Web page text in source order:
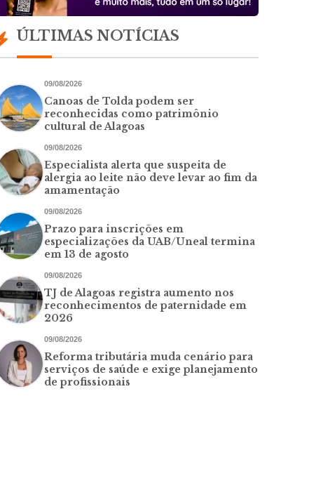
ÚLTIMAS NOTÍCIAS
09/08/2026
Canoas de Tolda podem ser
reconhecidas como patrimônio
cultural de Alagoas
09/08/2026
Especialista alerta que suspeita de
alergia ao leite não deve levar ao fim da
amamentação
09/08/2026
Prazo para inscrições em
especializações da UAB/Uneal termina
em 13 de agosto
09/08/2026
TJ de Alagoas registra aumento nos
reconhecimentos de paternidade em
2026
09/08/2026
Reforma tributária muda cenário para
serviços de saúde e exige planejamento
de profissionais